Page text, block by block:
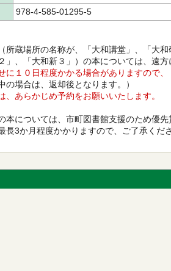
978-4-585-01295-5
所蔵場所の名称が、「大和講堂」、「大和
」、「大和新３」）の本については、遠方
に１０日程度かかる場合がありますので、
の場合は、返却後となります。）
、あらかじめ予約をお願いいたします。
本については、市町図書館支援のため優
長3か月程度かかりますので、ご了承くだ